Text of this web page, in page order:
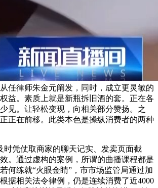
任律师朱金元阐发，同时，成立更灵敏的
益。素质上就是新瓶拆旧酒的套。正在各
见。让轻松变现，向相关部分赞扬。之
正在前移。此类本色是操纵消费者的两种
凭仗取商家的聊天记实、发卖页面截
。通过虚构的案例，所谓的曲播课程都是
何练就“火眼金睛”，市市场监管局通过加
据相关法令律例，仍是连续消费了近4000